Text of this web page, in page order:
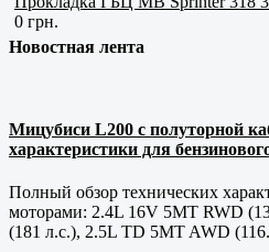
0 грн.
Новостная лента
Мицубиси L200 с полуторной
характеристики для
Полный обзор технических
моторами: 2.4L 16V 5MT RWD
(181 л.с.), 2.5L TD 5MT AWD